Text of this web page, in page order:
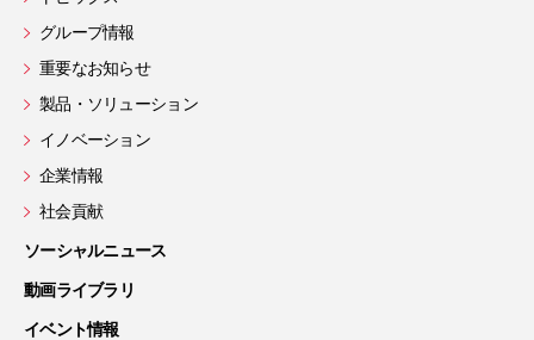
グループ情報
重要なお知らせ
製品・ソリューション
イノベーション
企業情報
社会貢献
ソーシャルニュース
動画ライブラリ
イベント情報